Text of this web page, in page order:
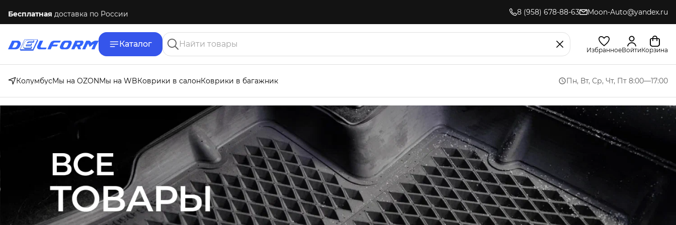
Бесплатная доставка по России 8 (958) 678-88-63 Moon-Auto@yandex.ru
Каталог
ИзбранноеВойтиКорзина
КолумбусМы на OZONМы на WBКоврики в салонКоврики в багажник Пн, Вт, Ср, Чт, Пт 8:00—17:00